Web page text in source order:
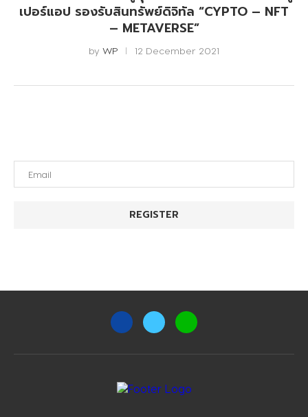
เปอร์แอป รองรับสินทรัพย์ดิจิทัล “CYPTO – NFT
– METAVERSE”
by WP 12 December 2021